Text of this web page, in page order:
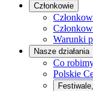
Członkowie
Warunki
Nasze działania
Co
Polskie